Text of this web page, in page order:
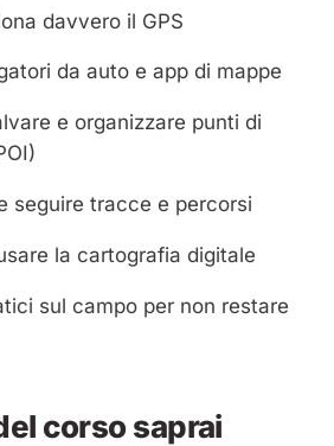
davvero il GPS
da auto e app di mappe
e organizzare punti di
seguire tracce e percorsi
la cartografia digitale
sul campo per non restare
corso saprai